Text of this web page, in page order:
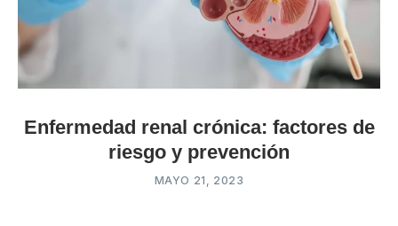
Enfermedad renal crónica: factores de
riesgo y prevención
MAYO 21, 2023